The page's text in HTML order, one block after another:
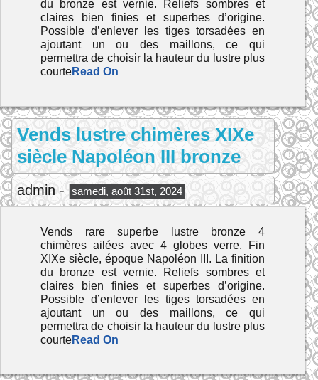
du bronze est vernie. Reliefs sombres et
claires bien finies et superbes d’origine.
Possible d’enlever les tiges torsadées en
ajoutant un ou des maillons, ce qui
permettra de choisir la hauteur du lustre plus
courteRead On
Vends lustre chimères XIXe
siècle Napoléon III bronze
admin - samedi, août 31st, 2024
Vends rare superbe lustre bronze 4
chimères ailées avec 4 globes verre. Fin
XIXe siècle, époque Napoléon III. La finition
du bronze est vernie. Reliefs sombres et
claires bien finies et superbes d’origine.
Possible d’enlever les tiges torsadées en
ajoutant un ou des maillons, ce qui
permettra de choisir la hauteur du lustre plus
courteRead On